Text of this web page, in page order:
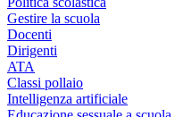
Gestire la scuola
Docenti
Dirigenti
ATA
Classi pollaio
Intelligenza artificiale